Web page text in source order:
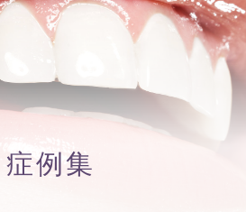
症例集